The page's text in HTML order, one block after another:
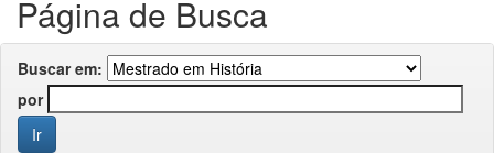
Página de Busca
Buscar em:
por